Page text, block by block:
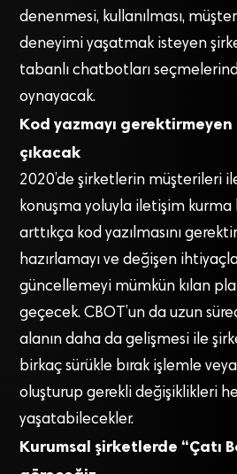
denenmesi, kullanılması,
deneyimi yaşatmak isteyen
tabanlı chatbotları
oynayacak.
Kod yazmayı
çıkacak
2020’de şirketlerin müşterileri
konuşma yoluyla iletişim kurma
arttıkça kod yazılmasını
hazırlamayı ve değişen
güncellemeyi mümkün kılan
geçecek. CBOT’un da uzun
alanın daha da gelişmesi ile
birkaç sürükle bırak işlemle
oluşturup gerekli değişiklikleri
yaşatabilecekler.
Kurumsal şirketlerde “Çatı